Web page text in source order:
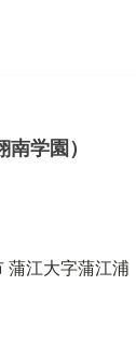
学園）
蒲江大字蒲江浦